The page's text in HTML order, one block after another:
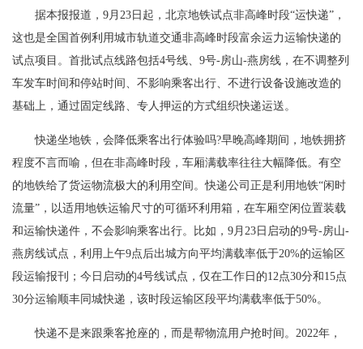
据本报报道，9月23日起，北京地铁试点非高峰时段“运快递”，
这也是全国首例利用城市轨道交通非高峰时段富余运力运输快递的
试点项目。首批试点线路包括4号线、9号-房山-燕房线，在不调整列
车发车时间和停站时间、不影响乘客出行、不进行设备设施改造的
基础上，通过固定线路、专人押运的方式组织快递运送。
快递坐地铁，会降低乘客出行体验吗?早晚高峰期间，地铁拥挤
程度不言而喻，但在非高峰时段，车厢满载率往往大幅降低。有空
的地铁给了货运物流极大的利用空间。快递公司正是利用地铁“闲时
流量”，以适用地铁运输尺寸的可循环利用箱，在车厢空闲位置装载
和运输快递件，不会影响乘客出行。比如，9月23日启动的9号-房山-
燕房线试点，利用上午9点后出城方向平均满载率低于20%的运输区
段运输报刊；今日启动的4号线试点，仅在工作日的12点30分和15点
30分运输顺丰同城快递，该时段运输区段平均满载率低于50%。
快递不是来跟乘客抢座的，而是帮物流用户抢时间。2022年，